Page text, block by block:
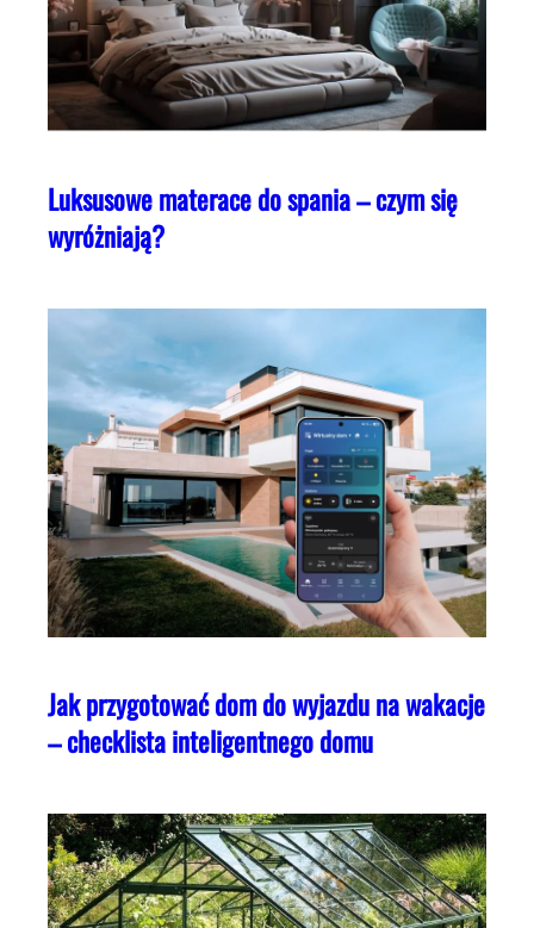
Luksusowe materace do spania – czym się
wyróżniają?
Jak przygotować dom do wyjazdu na wakacje
– checklista inteligentnego domu